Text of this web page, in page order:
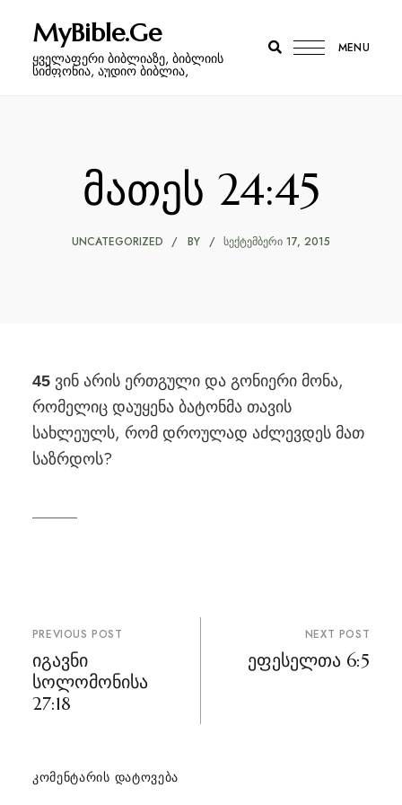
MyBible.Ge
ყველაფერი ბიბლიაზე, ბიბლიის
სიმფონია, აუდიო ბიბლია,
MENU
მათეს 24:45
UNCATEGORIZED BY ᲡᲔᲥᲢᲔᲛᲑᲔᲠᲘ 17, 2015
45 ვინ არის ერთგული და გონიერი მონა,
რომელიც დაუყენა ბატონმა თავის
სახლეულს, რომ დროულად აძლევდეს მათ
საზრდოს?
პოსტის
ნავიგაცია
PREVIOUS POST
იგავნი
სოლომონისა
27:18
NEXT POST
ეფესელთა 6:5
ᲙᲝᲛᲔᲜᲢᲐᲠᲘᲡ ᲓᲐᲢᲝᲕᲔᲑᲐ